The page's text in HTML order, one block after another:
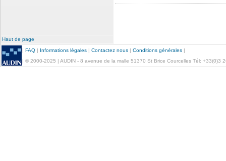
Haut de page
| FAQ | Informations légales | Contactez nous | Conditions générales |
| © 2000-2025 | AUDIN - 8 avenue de la malle 51370 St Brice Courcelles Tél: